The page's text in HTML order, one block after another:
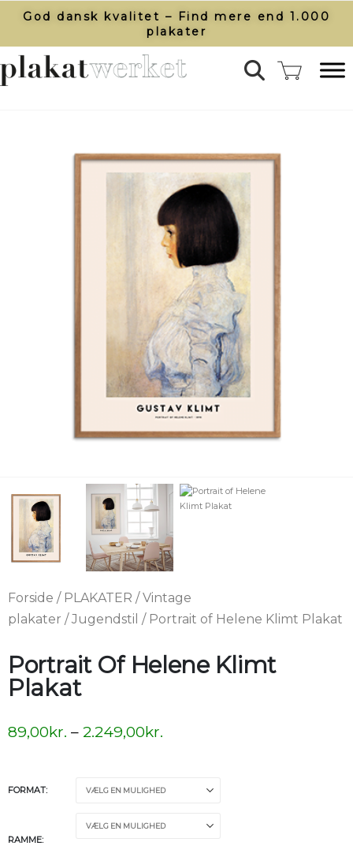
God dansk kvalitet – Find mere end 1.000
plakater​
Forside / PLAKATER /Vintage
plakater /Jugendstil / Portrait of Helene Klimt Plakat
Portrait Of Helene Klimt
Plakat
89,00kr. – 2.249,00kr.
FORMAT
RAMME